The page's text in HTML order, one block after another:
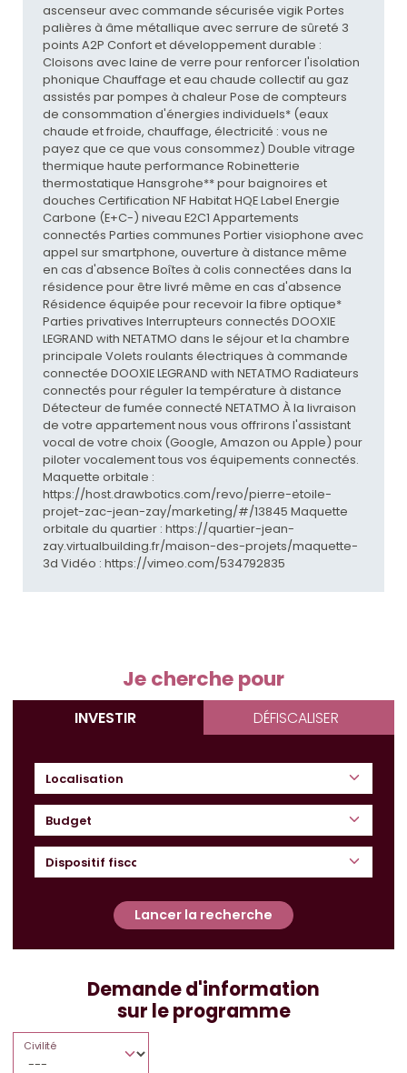
ascenseur avec commande sécurisée vigik Portes
palières à âme métallique avec serrure de sûreté 3
points A2P Confort et développement durable :
Cloisons avec laine de verre pour renforcer l'isolation
phonique Chauffage et eau chaude collectif au gaz
assistés par pompes à chaleur Pose de compteurs
de consommation d'énergies individuels* (eaux
chaude et froide, chauffage, électricité : vous ne
payez que ce que vous consommez) Double vitrage
thermique haute performance Robinetterie
thermostatique Hansgrohe** pour baignoires et
douches Certification NF Habitat HQE Label Energie
Carbone (E+C-) niveau E2C1 Appartements
connectés Parties communes Portier visiophone avec
appel sur smartphone, ouverture à distance même
en cas d'absence Boîtes à colis connectées dans la
résidence pour être livré même en cas d'absence
Résidence équipée pour recevoir la fibre optique*
Parties privatives Interrupteurs connectés DOOXIE
LEGRAND with NETATMO dans le séjour et la chambre
principale Volets roulants électriques à commande
connectée DOOXIE LEGRAND with NETATMO Radiateurs
connectés pour réguler la température à distance
Détecteur de fumée connecté NETATMO À la livraison
de votre appartement nous vous offrirons l'assistant
vocal de votre choix (Google, Amazon ou Apple) pour
piloter vocalement tous vos équipements connectés.
Maquette orbitale :
https://host.drawbotics.com/revo/pierre-etoile-
projet-zac-jean-zay/marketing/#/13845 Maquette
orbitale du quartier : https://quartier-jean-
zay.virtualbuilding.fr/maison-des-projets/maquette-
3d Vidéo : https://vimeo.com/534792835
Je cherche pour
INVESTIR DÉFISCALISER
Budget
Lancer la recherche
Demande d'information
sur le programme
Civilité